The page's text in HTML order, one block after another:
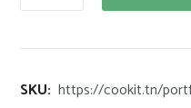
SKU: https://cookit.tn/